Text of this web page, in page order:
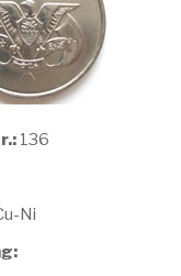
136
Ni